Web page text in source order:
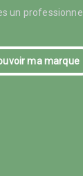
un professionnel
ma marque